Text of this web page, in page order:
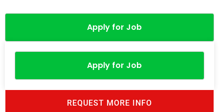
Apply for Job
Apply for Job
REQUEST MORE INFO